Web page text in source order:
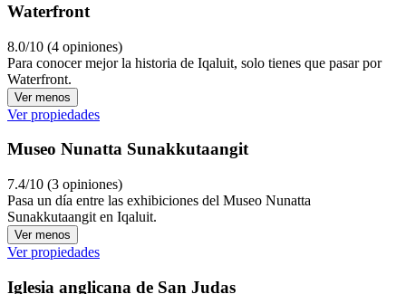
Waterfront
8.0/10 (4 opiniones)
Para conocer mejor la historia de Iqaluit, solo tienes que pasar por
Waterfront.
Ver menos
Ver propiedades
Museo Nunatta Sunakkutaangit
7.4/10 (3 opiniones)
Pasa un día entre las exhibiciones del Museo Nunatta
Sunakkutaangit en Iqaluit.
Ver menos
Ver propiedades
Iglesia anglicana de San Judas